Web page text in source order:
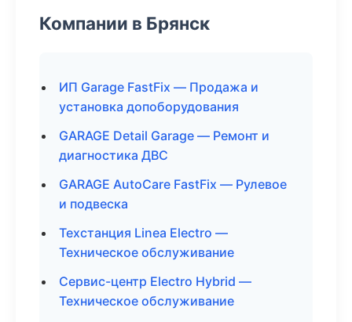
Компании в Брянск
ИП Garage FastFix — Продажа и
установка допоборудования
GARAGE Detail Garage — Ремонт и
диагностика ДВС
GARAGE AutoCare FastFix — Рулевое
и подвеска
Техстанция Linea Electro —
Техническое обслуживание
Сервис-центр Electro Hybrid —
Техническое обслуживание